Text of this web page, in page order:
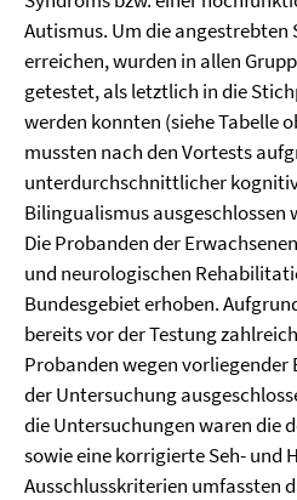
Autismus. Um die
erreichen, wurden in allen
getestet, als letztlich in die
werden konnten (siehe Tabelle
mussten nach den Vortests
unterdurchschnittlicher
Bilingualismus ausgeschlossen
Die Probanden der
und neurologischen
Bundesgebiet erhoben.
bereits vor der Testung
Probanden wegen
der Untersuchung
die Untersuchungen waren die
sowie eine korrigierte Seh- und
Ausschlusskriterien umfassten